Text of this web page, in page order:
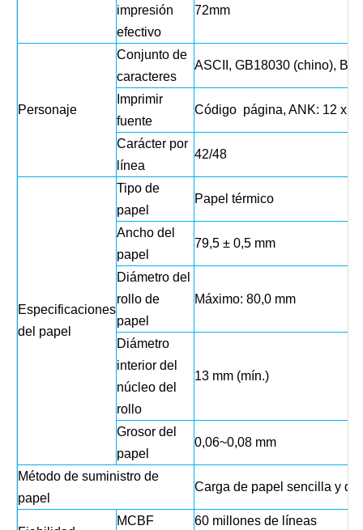
impresión
efectivo
72mm
Personaje
Conjunto de
caracteres
ASCII, GB18030 (chino),
Imprimir
fuente
Código página, ANK: 12
Carácter por
línea
42/48
Especificaciones
del papel
Tipo de
papel
Papel térmico
Ancho del
papel
79,5 ± 0,5 mm
Diámetro del
rollo de
papel
Máximo: 80,0 mm
Diámetro
interior del
núcleo del
rollo
13 mm (mín.)
Grosor del
papel
0,06~0,08 mm
Método de suministro de
papel
Carga de papel sencilla y
MCBF
60 millones de líneas